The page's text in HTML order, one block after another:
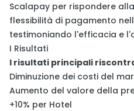
Scalapay per rispondere
flessibilità di pagamento
testimoniando l'efficacia e
I Risultati
I risultati principali
Diminuzione dei costi del
Aumento del valore della
+10% per Hotel